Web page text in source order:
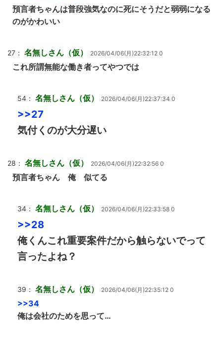
預言者ちゃんは普段強気なのに死にそうだと弱弱になる
のがかわいい
27： 名無しさん（仮） 2026/04/06(月)22:32:12 0
これ所謂無能な働き者ってやつでは
54： 名無しさん（仮） 2026/04/06(月)22:37:34 0
>>27
気付くのが大分遅い
28： 名無しさん（仮） 2026/04/06(月)22:32:56 0
預言者ちゃん 俺 似てる
34： 名無しさん（仮） 2026/04/06(月)22:33:58 0
>>28
俺くんこれ重要案件だから触らないでって
言ったよね？
39： 名無しさん（仮） 2026/04/06(月)22:35:12 0
>>34
俺は会社のためを思って…